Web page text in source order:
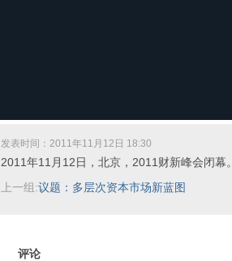
发表时间：2011年11月12日 18:30
2011年11月12日，北京，2011财新峰会闭幕。
上一组:议题：多层次资本市场新蓝图
评论